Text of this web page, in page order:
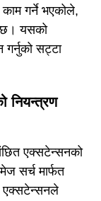
गर्ने भएकोले,
यसको
गर्नुको सट्टा
एक्सटेन्सनको
सर्च मार्फत
एक्सटेन्सनले